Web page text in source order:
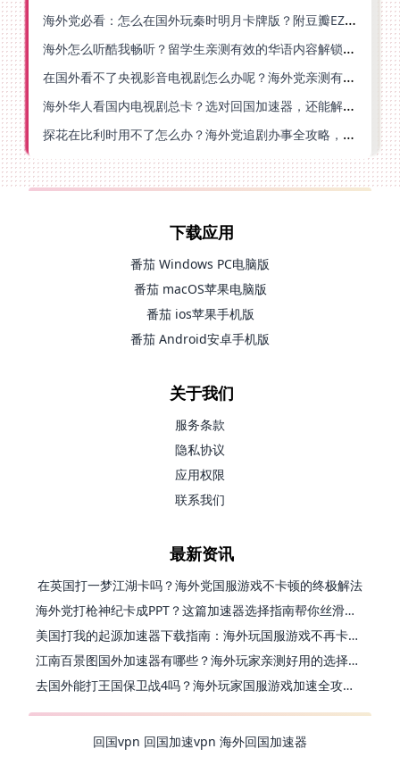
海外党必看：怎么在国外玩秦时明月卡牌版？附豆瓣EZCast地区限制破解法
海外怎么听酷我畅听？留学生亲测有效的华语内容解锁指南
在国外看不了央视影音电视剧怎么办呢？海外党亲测有效的回国加速方案
海外华人看国内电视剧总卡？选对回国加速器，还能解决菲律宾打不开反诈中心的问题
探花在比利时用不了怎么办？海外党追剧办事全攻略，选对加速器就够了
下载应用
番茄 Windows PC电脑版
番茄 macOS苹果电脑版
番茄 ios苹果手机版
番茄 Android安卓手机版
关于我们
服务条款
隐私协议
应用权限
联系我们
最新资讯
在英国打一梦江湖卡吗？海外党国服游戏不卡顿的终极解法
海外党打枪神纪卡成PPT？这篇加速器选择指南帮你丝滑上分
美国打我的起源加速器下载指南：海外玩国服游戏不再卡的终极方案
江南百景图国外加速器有哪些？海外玩家亲测好用的选择与避坑指南
去国外能打王国保卫战4吗？海外玩家国服游戏加速全攻略（附公主连结幻想江湖实测）
回国vpn 回国加速vpn 海外回国加速器